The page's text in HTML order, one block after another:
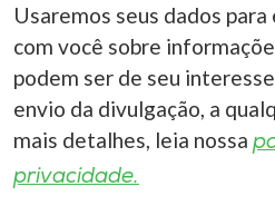
A+
Usaremos seus dados
com você sobre
podem ser de seu
envio da divulgação, a
mais detalhes, leia nossa
privacidade.